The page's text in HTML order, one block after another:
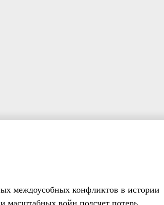
междоусобных конфликтов в истории
масштабных войн подсчет потерь